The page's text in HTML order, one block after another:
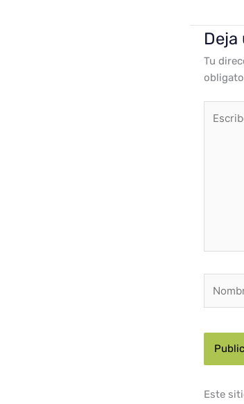
Tu
aquí...
Este